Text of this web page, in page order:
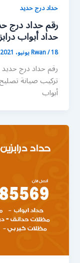
حداد درج حديد
حداد أبواب
Rwan/18 يونيو، 2021
رقم حداد درج
تركيب صيانة
أبواب